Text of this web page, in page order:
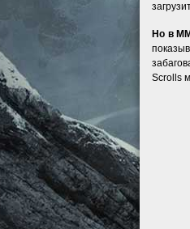
Но в
Scrolls